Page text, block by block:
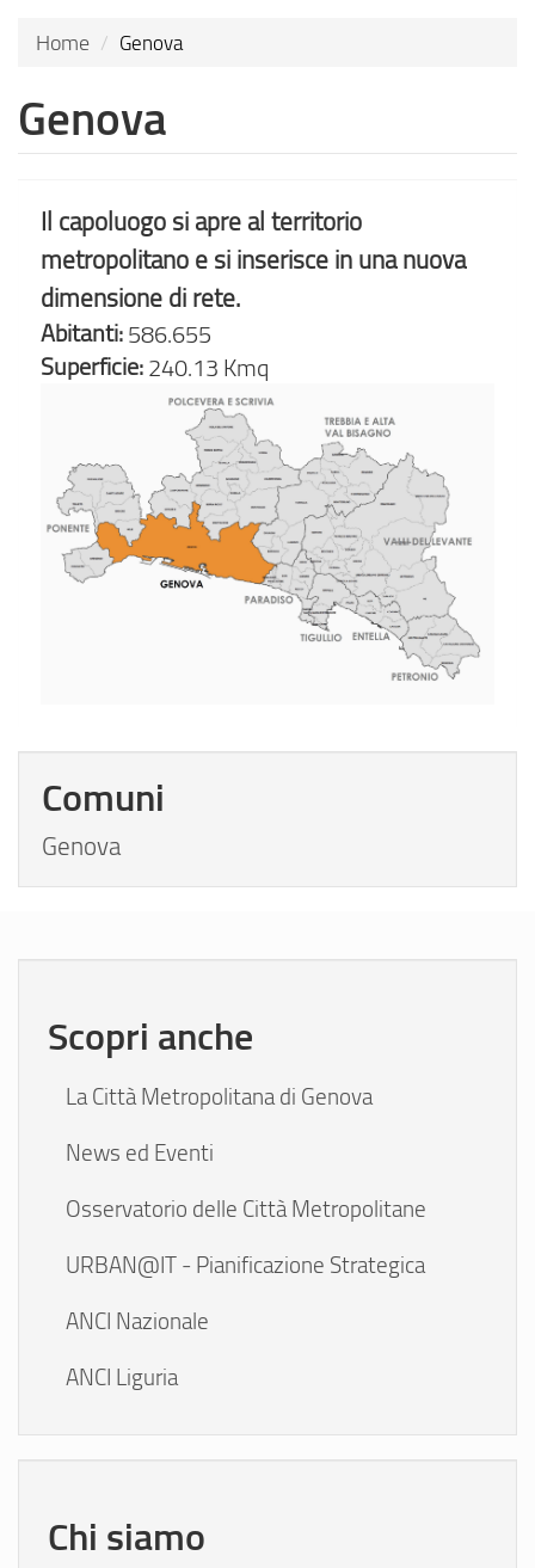
Home Genova
Genova
Il capoluogo si apre al territorio
metropolitano e si inserisce in una nuova
dimensione di rete.
Abitanti:586.655
Superficie:240.13 Kmq
Comuni
Genova
Scopri anche
La Città Metropolitana di Genova
News ed Eventi
Osservatorio delle Città Metropolitane
URBAN@IT - Pianificazione Strategica
ANCI Nazionale
ANCI Liguria
Chi siamo